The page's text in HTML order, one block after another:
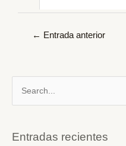
Navegación
← Entrada anterior
c
Entradas recientes